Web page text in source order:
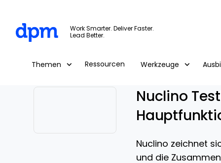
Skip to main content
Work Smarter. Deliver Faster.
Lead Better.
Themen Ressourcen Werkzeuge
Nuclino
Nuclino zeichnet
und die